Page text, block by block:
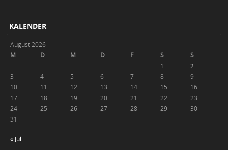
KALENDER
August 2026
M
D M D F S
S
1
2
3
4 5 6 7 8
9
10
11 12 13 14 15
16
17
18 19 20 21 22
23
24
25 26 27 28 29
30
31
« Juli